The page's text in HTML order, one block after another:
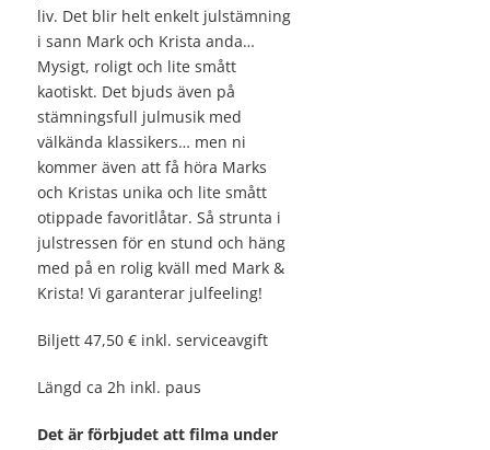
liv. Det blir helt enkelt julstämning
i sann Mark och Krista anda…
Mysigt, roligt och lite smått
kaotiskt. Det bjuds även på
stämningsfull julmusik med
välkända klassikers… men ni
kommer även att få höra Marks
och Kristas unika och lite smått
otippade favoritlåtar. Så strunta i
julstressen för en stund och häng
med på en rolig kväll med Mark &
Krista! Vi garanterar julfeeling!
Biljett 47,50 € inkl. serviceavgift
Längd ca 2h inkl. paus
Det är förbjudet att filma under